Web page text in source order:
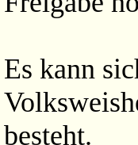
Es kann
besteht.